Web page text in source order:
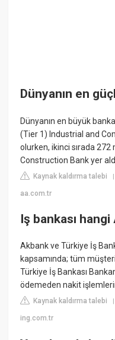
Dünyanın en
Dünyanın en büyük
(Tier 1) Industrial and
olurken, ikinci sırada
Construction Bank yer
Kaynak kaldırma talebi
aa.com.tr
Iş bankası
Akbank ve Türkiye İş
kapsamında; tüm
Türkiye İş Bankası
ödemeden nakit
Kaynak kaldırma talebi
ing.com.tr